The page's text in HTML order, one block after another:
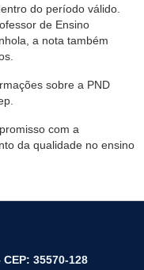
do período válido.
de Ensino
a nota também
sobre a PND
com a
da qualidade no ensino
35570-128